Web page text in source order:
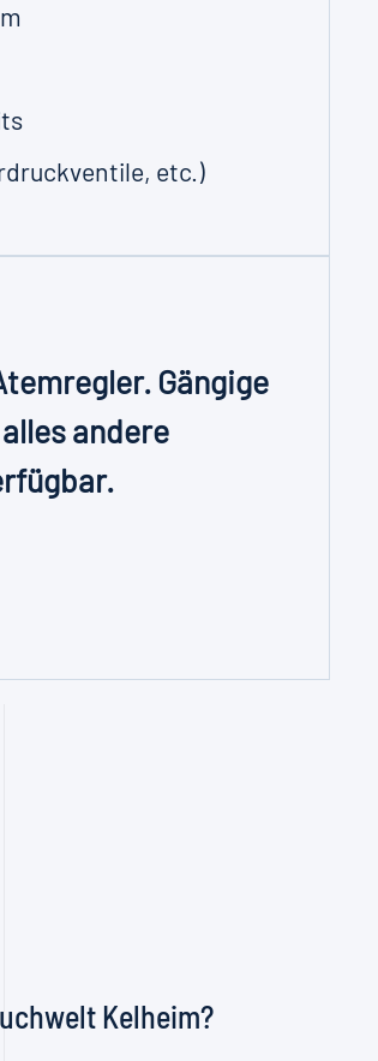
etc.)
Gängige
andere
Kelheim?